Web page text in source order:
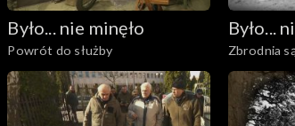
Było... nie minęło
Powrót do służby
Było...
Zbrodnia